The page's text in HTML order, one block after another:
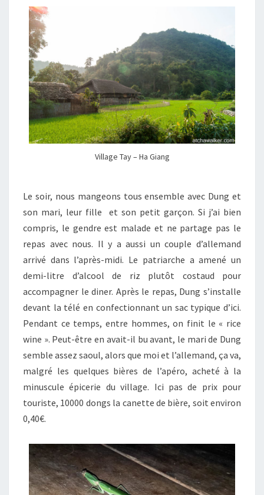
Village Tay – Ha Giang
Le soir, nous mangeons tous ensemble avec Dung et
son mari, leur fille et son petit garçon. Si j’ai bien
compris, le gendre est malade et ne partage pas le
repas avec nous. Il y a aussi un couple d’allemand
arrivé dans l’après-midi. Le patriarche a amené un
demi-litre d’alcool de riz plutôt costaud pour
accompagner le diner. Après le repas, Dung s’installe
devant la télé en confectionnant un sac typique d’ici.
Pendant ce temps, entre hommes, on finit le « rice
wine ». Peut-être en avait-il bu avant, le mari de Dung
semble assez saoul, alors que moi et l’allemand, ça va,
malgré les quelques bières de l’apéro, acheté à la
minuscule épicerie du village. Ici pas de prix pour
touriste, 10000 dongs la canette de bière, soit environ
0,40€.